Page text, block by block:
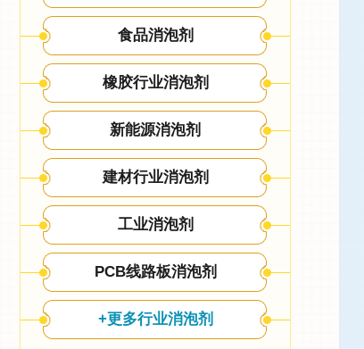
食品消泡剂
橡胶行业消泡剂
新能源消泡剂
建材行业消泡剂
工业消泡剂
PCB线路板消泡剂
+更多行业消泡剂